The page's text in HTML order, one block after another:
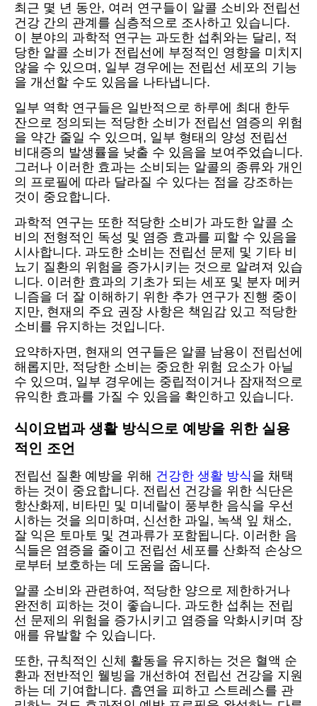
최근 몇 년 동안, 여러 연구들이 알콜 소비와 전립선
건강 간의 관계를 심층적으로 조사하고 있습니다.
이 분야의 과학적 연구는 과도한 섭취와는 달리, 적
당한 알콜 소비가 전립선에 부정적인 영향을 미치지
않을 수 있으며, 일부 경우에는 전립선 세포의 기능
을 개선할 수도 있음을 나타냅니다.
일부 역학 연구들은 일반적으로 하루에 최대 한두
잔으로 정의되는 적당한 소비가 전립선 염증의 위험
을 약간 줄일 수 있으며, 일부 형태의 양성 전립선
비대증의 발생률을 낮출 수 있음을 보여주었습니다.
그러나 이러한 효과는 소비되는 알콜의 종류와 개인
의 프로필에 따라 달라질 수 있다는 점을 강조하는
것이 중요합니다.
과학적 연구는 또한 적당한 소비가 과도한 알콜 소
비의 전형적인 독성 및 염증 효과를 피할 수 있음을
시사합니다. 과도한 소비는 전립선 문제 및 기타 비
뇨기 질환의 위험을 증가시키는 것으로 알려져 있습
니다. 이러한 효과의 기초가 되는 세포 및 분자 메커
니즘을 더 잘 이해하기 위한 추가 연구가 진행 중이
지만, 현재의 주요 권장 사항은 책임감 있고 적당한
소비를 유지하는 것입니다.
요약하자면, 현재의 연구들은 알콜 남용이 전립선에
해롭지만, 적당한 소비는 중요한 위험 요소가 아닐
수 있으며, 일부 경우에는 중립적이거나 잠재적으로
유익한 효과를 가질 수 있음을 확인하고 있습니다.
식이요법과 생활 방식으로 예방을 위한 실용
적인 조언
전립선 질환 예방을 위해 건강한 생활 방식을 채택
하는 것이 중요합니다. 전립선 건강을 위한 식단은
항산화제, 비타민 및 미네랄이 풍부한 음식을 우선
시하는 것을 의미하며, 신선한 과일, 녹색 잎 채소,
잘 익은 토마토 및 견과류가 포함됩니다. 이러한 음
식들은 염증을 줄이고 전립선 세포를 산화적 손상으
로부터 보호하는 데 도움을 줍니다.
알콜 소비와 관련하여, 적당한 양으로 제한하거나
완전히 피하는 것이 좋습니다. 과도한 섭취는 전립
선 문제의 위험을 증가시키고 염증을 악화시키며 장
애를 유발할 수 있습니다.
또한, 규칙적인 신체 활동을 유지하는 것은 혈액 순
환과 전반적인 웰빙을 개선하여 전립선 건강을 지원
하는 데 기여합니다. 흡연을 피하고 스트레스를 관